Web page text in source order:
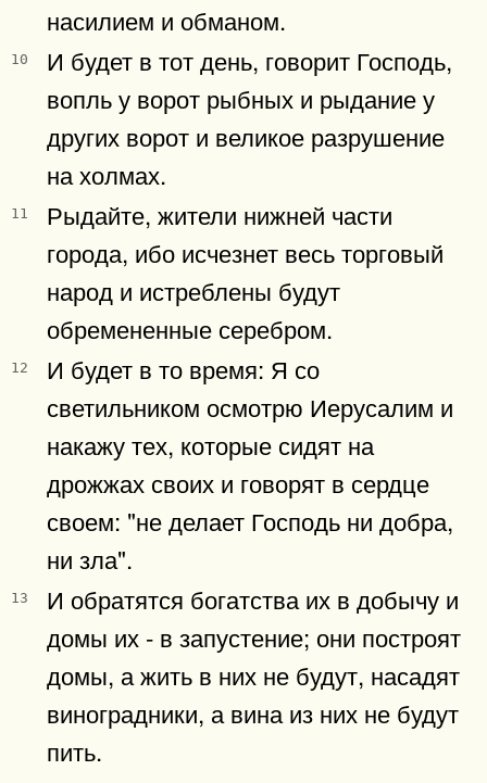
насилием и обманом.
10
И будет в тот день, говорит Господь,
вопль у ворот рыбных и рыдание у
других ворот и великое разрушение
на холмах.
11
Рыдайте, жители нижней части
города, ибо исчезнет весь торговый
народ и истреблены будут
обремененные серебром.
12
И будет в то время: Я со
светильником осмотрю Иерусалим и
накажу тех, которые сидят на
дрожжах своих и говорят в сердце
своем: "не делает Господь ни добра,
ни зла".
13
И обратятся богатства их в добычу и
домы их - в запустение; они построят
домы, а жить в них не будут, насадят
виноградники, а вина из них не будут
пить.